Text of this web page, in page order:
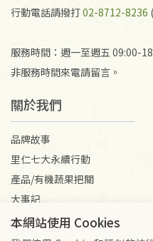
行動電話請撥打02-8712-8236
服務時間：週一至週五 09:00-
非服務時間來電請留言。
關於我們
品牌故事
里仁七大永續行動
產品/有機蔬果把關
大事記
媒體報導
本網站使用 Cookies